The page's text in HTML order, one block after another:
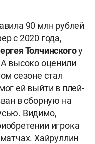
90 млн рублей
с 2020 года,
Толчинскогоу
высоко оценили
сезоне стал
ей выйти в плей-
в сборную на
Видимо,
игрока
Хайруллин